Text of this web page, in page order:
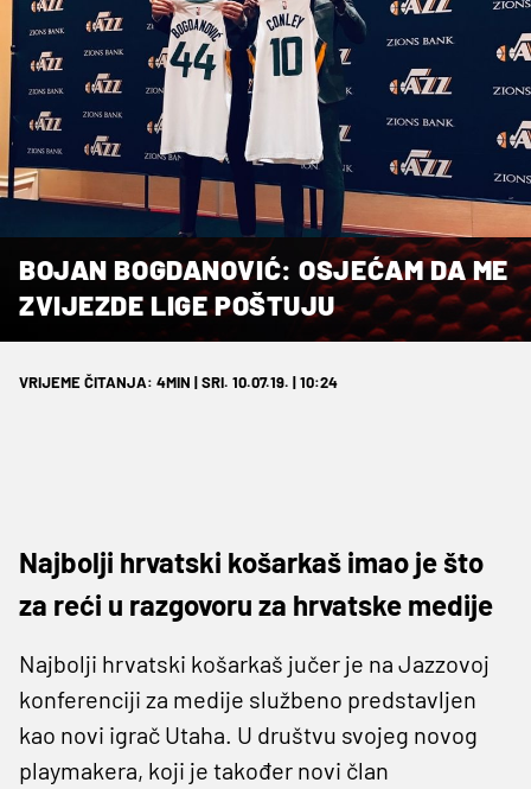
BOJAN BOGDANOVIĆ: OSJEĆAM DA ME
ZVIJEZDE LIGE POŠTUJU
VRIJEME ČITANJA: 4MIN | SRI. 10.07.19. | 10:24
Najbolji hrvatski košarkaš imao je što
za reći u razgovoru za hrvatske medije
Najbolji hrvatski košarkaš jučer je na Jazzovoj
konferenciji za medije službeno predstavljen
kao novi igrač Utaha. U društvu svojeg novog
playmakera, koji je također novi član